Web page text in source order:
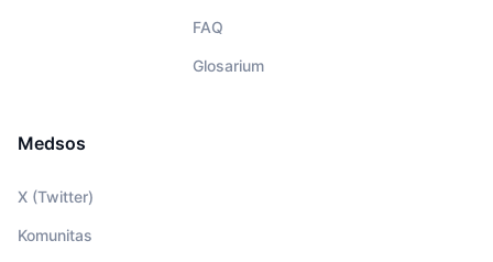
FAQ
Glosarium
Medsos
X (Twitter)
Komunitas